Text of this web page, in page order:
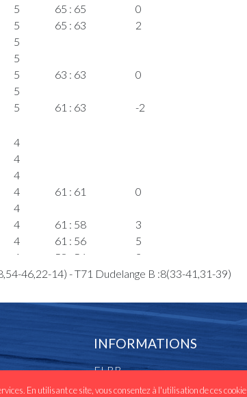
5 65 : 65
0
5 65 : 63
2
5
5
5 63 : 63
0
5
5 61 : 63
-2
4
4
4
4 61 : 61
0
4
4 61 : 58
3
4 61 : 56
5
4 58 : 56
2
4 58 : 54
4
4
4
4 56 : 52
4
4 56 : 50 6
46,22-14) - T71 Dudelange B :8(33-41,31-39)
INFORMATIONS
FLBB
Les clubs
En utilisant ce site, vous consentez à l'utilisation de ces